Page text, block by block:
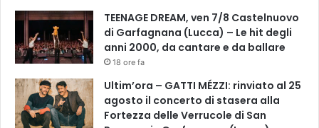
TEENAGE DREAM, ven 7/8 Castelnuovo
di Garfagnana (Lucca) – Le hit degli
anni 2000, da cantare e da ballare
18 ore fa
Ultim’ora – GATTI MÉZZI: rinviato al 25
agosto il concerto di stasera alla
Fortezza delle Verrucole di San